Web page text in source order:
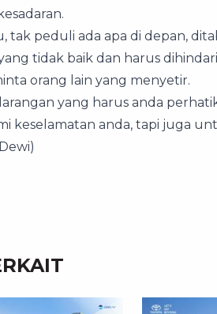
tak peduli ada apa di depan,
tidak baik dan harus
orang lain yang menyetir.
yang harus anda
keselamatan anda, tapi juga